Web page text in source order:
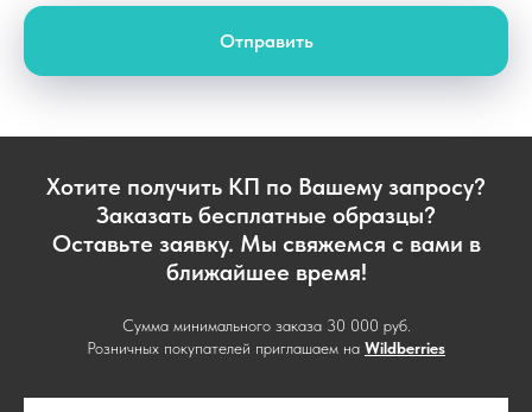
Отправить
Хотите получить КП по Вашему запросу?
Заказать бесплатные образцы?
Оставьте заявку. Мы свяжемся с вами в
ближайшее время!
Сумма минимального заказа 30 000 руб.
Розничных покупателей приглашаем на Wildberries